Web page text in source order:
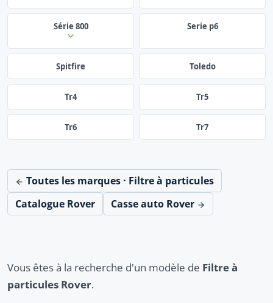
Série 800 Serie p6
Spitfire Toledo
Tr4 Tr5
Tr6 Tr7
Toutes les marques · Filtre à particules
Catalogue Rover
Casse auto Rover
Vous êtes à la recherche d'un modèle de Filtre à
particules Rover.